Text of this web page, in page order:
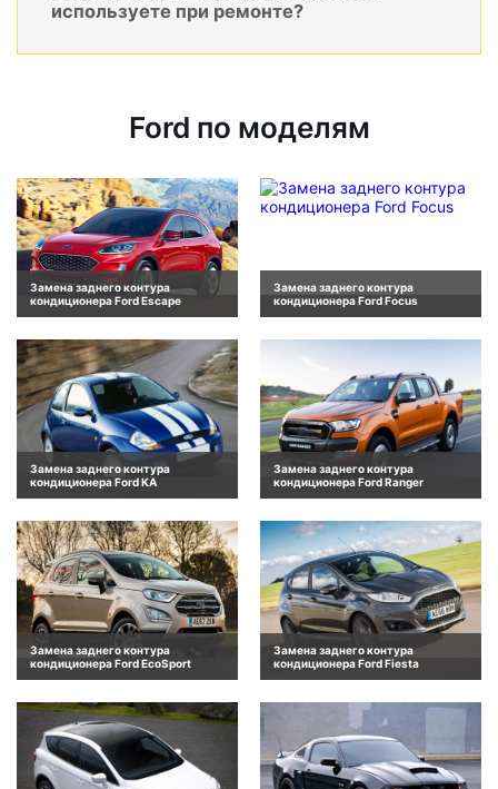
используете при ремонте?
Ford по моделям
Замена заднего контура
кондиционера Ford Escape
Замена заднего контура
кондиционера Ford Focus
Замена заднего контура
кондиционера Ford KA
Замена заднего контура
кондиционера Ford Ranger
Замена заднего контура
кондиционера Ford EcoSport
Замена заднего контура
кондиционера Ford Fiesta